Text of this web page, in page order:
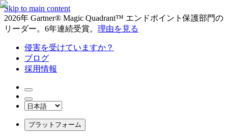
Skip to main content
2026年 Gartner® Magic Quadrant™ エンドポイント保護部門の
リーダー。6年連続受賞。 理由を見る
侵害を受けていますか？
ブログ
採用情報
プラットフォーム